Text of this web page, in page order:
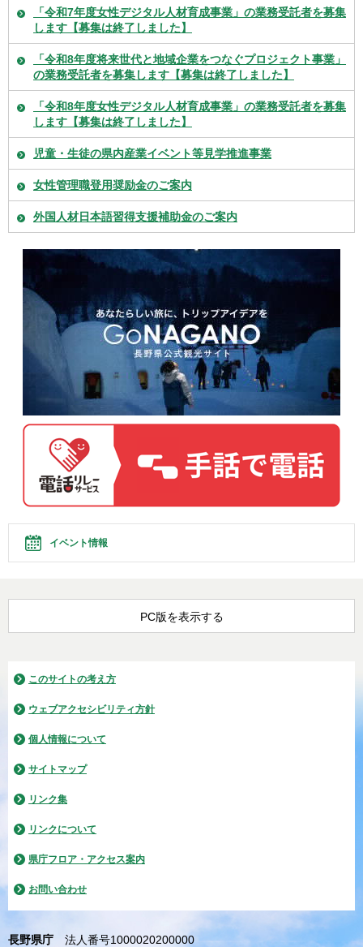
「令和7年度女性デジタル人材育成事業」の業務受託者を募集
します【募集は終了しました】
「令和8年度将来世代と地域企業をつなぐプロジェクト事業」
の業務受託者を募集します【募集は終了しました】
「令和8年度女性デジタル人材育成事業」の業務受託者を募集
します【募集は終了しました】
児童・生徒の県内産業イベント等見学推進事業
女性管理職登用奨励金のご案内
外国人材日本語習得支援補助金のご案内
イベント情報
PC版を表示する
このサイトの考え方
ウェブアクセシビリティ方針
個人情報について
サイトマップ
リンク集
リンクについて
県庁フロア・アクセス案内
お問い合わせ
長野県庁 法人番号1000020200000